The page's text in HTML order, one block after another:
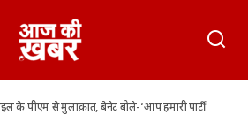
के पीएम से मुलाक़ात, बेनेट बोले-‘आप हमारी पार्टी